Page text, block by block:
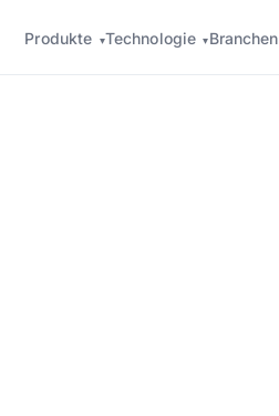
Produkte ▾Technologie ▾Branchen